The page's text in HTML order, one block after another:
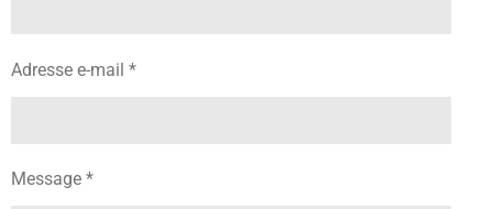
Adresse e-mail *
Message *